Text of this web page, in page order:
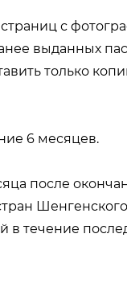
с
выданных
только
6 месяцев.
после
течение